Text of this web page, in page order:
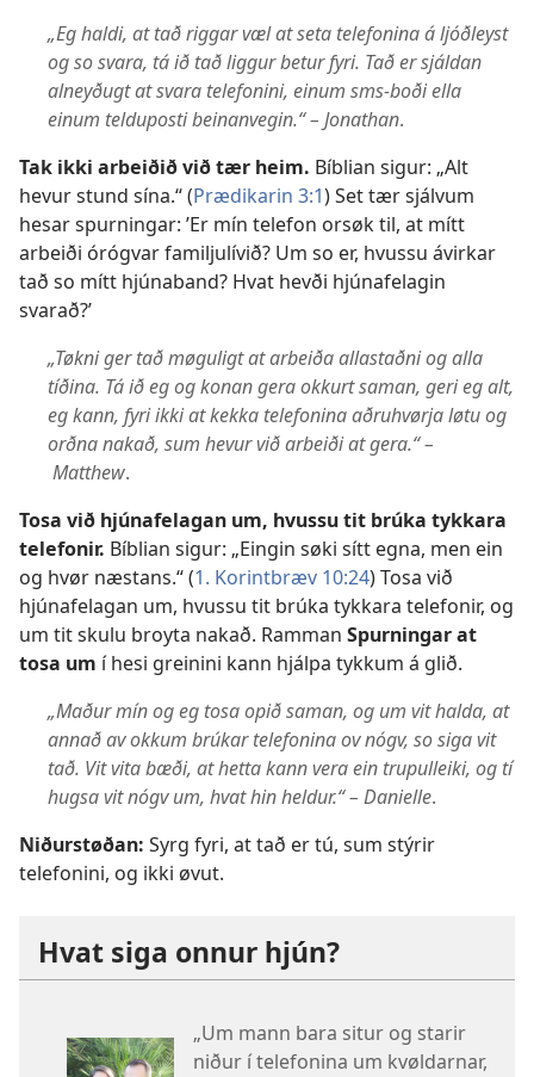
„Eg haldi, at tað riggar væl at seta telefonina á ljóðleyst
og so svara, tá ið tað liggur betur fyri. Tað er sjáldan
alneyðugt at svara telefonini, einum sms-boði ella
einum telduposti beinanvegin.“ – Jonathan.
Tak ikki arbeiðið við tær heim. Bíblian sigur: „Alt
hevur stund sína.“ (Prædikarin 3:1) Set tær sjálvum
hesar spurningar: ’Er mín telefon orsøk til, at mítt
arbeiði órógvar familjulívið? Um so er, hvussu ávirkar
tað so mítt hjúnaband? Hvat hevði hjúnafelagin
svarað?’
„Tøkni ger tað møguligt at arbeiða allastaðni og alla
tíðina. Tá ið eg og konan gera okkurt saman, geri eg alt,
eg kann, fyri ikki at kekka telefonina aðruhvørja løtu og
orðna nakað, sum hevur við arbeiði at gera.“ –
Matthew.
Tosa við hjúnafelagan um, hvussu tit brúka tykkara
telefonir. Bíblian sigur: „Eingin søki sítt egna, men ein
og hvør næstans.“ (1. Korintbræv 10:24) Tosa við
hjúnafelagan um, hvussu tit brúka tykkara telefonir, og
um tit skulu broyta nakað. Ramman Spurningar at
tosa um í hesi greinini kann hjálpa tykkum á glið.
„Maður mín og eg tosa opið saman, og um vit halda, at
annað av okkum brúkar telefonina ov nógv, so siga vit
tað. Vit vita bæði, at hetta kann vera ein trupulleiki, og tí
hugsa vit nógv um, hvat hin heldur.“ – Danielle.
Niðurstøðan: Syrg fyri, at tað er tú, sum stýrir
telefonini, og ikki øvut.
Hvat siga onnur hjún?
„Um mann bara situr og starir
niður í telefonina um kvøldarnar,